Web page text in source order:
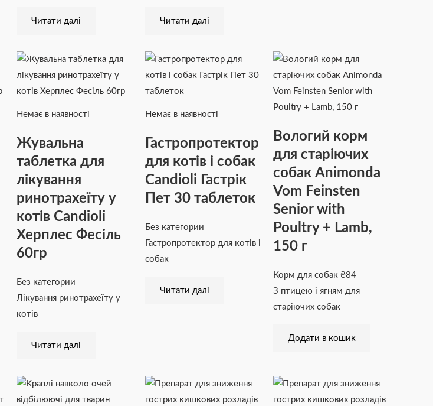
Читати далі Читати далі
Немає в наявності
Жувальна
таблетка для
лікування
ринотрахеїту у
котів Candioli
Херплес Фесіль
60гр
Без категории
Лікування ринотрахеїту у
котів
Читати далі
Немає в наявності
Гастропротектор
для котів і собак
Candioli Гастрік
Пет 30 таблеток
Без категории
Гастропротектор для котів і
собак
Читати далі
Вологий корм
для старіючих
собак Animonda
Vom Feinsten
Senior with
Poultry + Lamb,
150 г
Корм для собак₴84
З птицею і ягням для
старіючих собак
Додати в кошик